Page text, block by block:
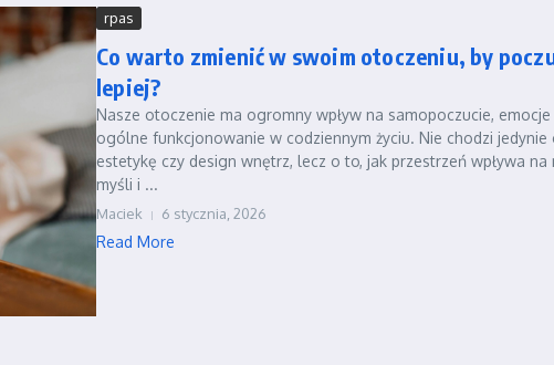
rpas
Co warto zmienić w swoim otoczeniu, by
lepiej?
Nasze otoczenie ma ogromny wpływ na samopoczucie, emocje
ogólne funkcjonowanie w codziennym życiu. Nie chodzi jedynie
estetykę czy design wnętrz, lecz o to, jak przestrzeń wpływa na
myśli i ...
Maciek 6 stycznia, 2026
Read More